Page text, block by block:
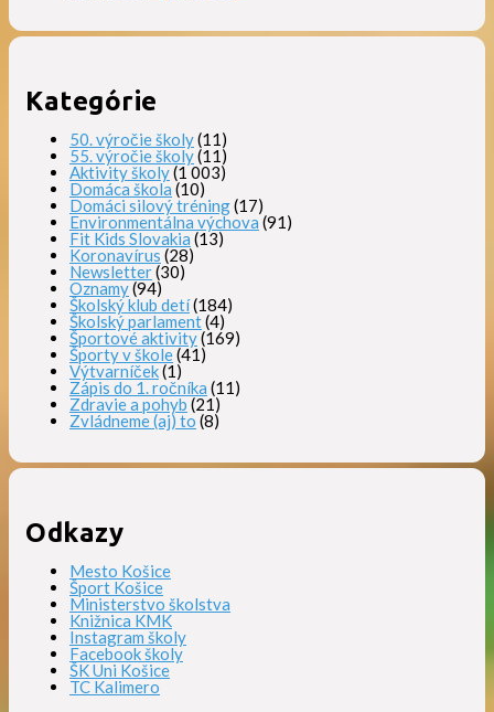
Kategórie
50. výročie školy(11)
55. výročie školy(11)
Aktivity školy(1 003)
Domáca škola (10)
Domáci silový tréning(17)
Environmentálna výchova (91)
Fit Kids Slovakia (13)
Koronavírus (28)
Newsletter(30)
Oznamy(94)
Školský klub detí(184)
Školský parlament(4)
Športové aktivity(169)
Športy v škole(41)
Výtvarníček(1)
Zápis do 1. ročníka (11)
Zdravie a pohyb (21)
Zvládneme (aj) to (8)
Odkazy
Mesto Košice
Šport Košice
Ministerstvo školstva
Knižnica KMK
Instagram školy
Facebook školy
ŠK Uni Košice
TC Kalimero